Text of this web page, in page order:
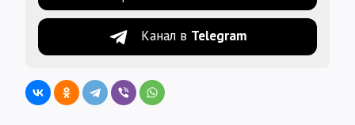
Канал в Telegram